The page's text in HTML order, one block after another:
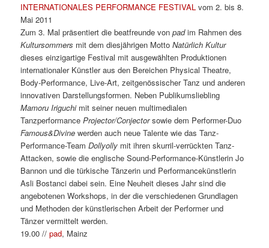
INTERNATIONALES PERFORMANCE FESTIVAL vom 2. bis 8.
Mai 2011
Zum 3. Mal präsentiert die beatfreunde vonpadim Rahmen des
Kultursommers mit dem diesjährigen MottoNatürlich Kultur
dieses einzigartige Festival mit ausgewählten Produktionen
internationaler Künstler aus den Bereichen Physical Theatre,
Body-Performance, Live-Art, zeitgenössischer Tanz und anderen
innovativen Darstellungsformen. Neben Publikumsliebling
Mamoru Iriguchimit seiner neuen multimedialen
TanzperformanceProjector/Conjectorsowie dem Performer-Duo
Famous&Divine werden auch neue Talente wie das Tanz-
Performance-TeamDollyolly mit ihren skurril-verrückten Tanz-
Attacken, sowie die englische Sound-Performance-Künstlerin Jo
Bannon und die türkische Tänzerin und Performancekünstlerin
Asli Bostanci dabei sein. Eine Neuheit dieses Jahr sind die
angebotenen Workshops, in der die verschiedenen Grundlagen
und Methoden der künstlerischen Arbeit der Performer und
Tänzer vermittelt werden.
19.00 //pad, Mainz